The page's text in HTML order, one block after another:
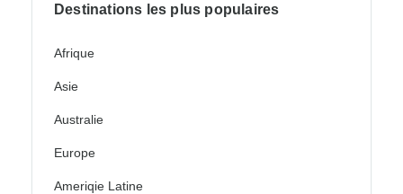
Destinations les plus populaires
Afrique
Asie
Australie
Europe
Ameriqie Latine